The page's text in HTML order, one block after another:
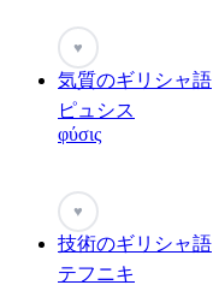
♥
気質のギリシャ語
ピュシス
φύσις
♥
技術のギリシャ語
テフニキ